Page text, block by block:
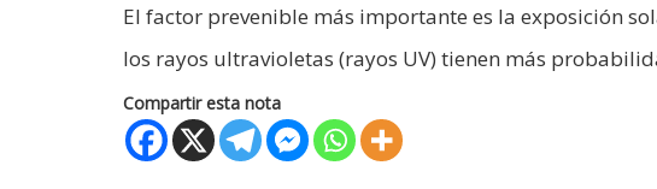
El factor prevenible más importante es la exposición
los rayos ultravioletas (rayos UV) tienen más
Compartir esta nota